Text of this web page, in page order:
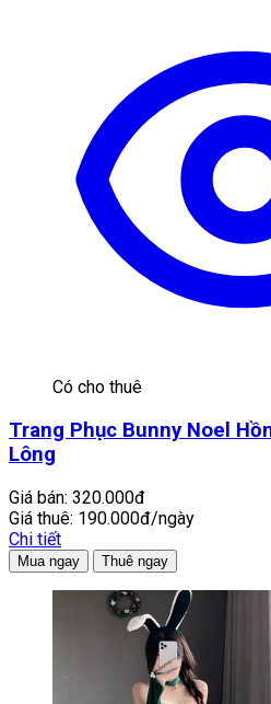
Có cho thuê
Trang Phục Bunny Noel
Lông
Giá bán: 320.000đ
Giá thuê: 190.000đ/ngày
Chi tiết
Mua ngay Thuê ngay